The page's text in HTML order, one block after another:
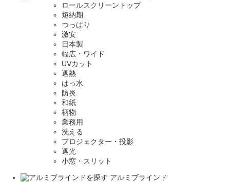
ロールスクリーントップ
短納期
つっぱり
激安
日本製
幅広・ワイド
UVカット
遮熱
はっ水
防炎
和紙
柄物
業務用
洗える
プロジェクター・投影
遮光
小窓・スリット
アルミブラインド